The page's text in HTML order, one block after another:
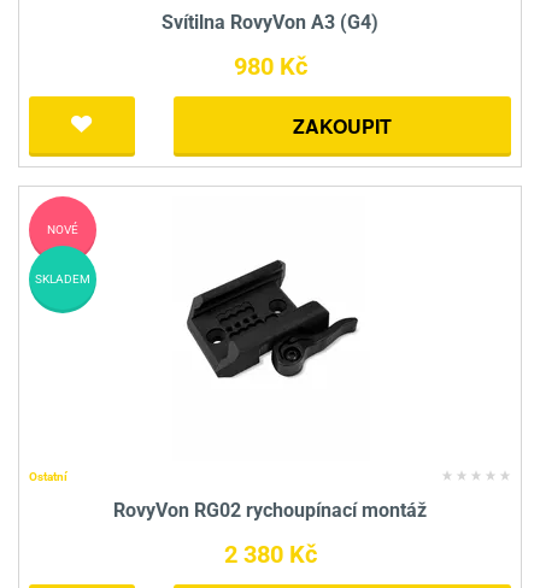
Svítilna RovyVon A3 (G4)
980 Kč
ZAKOUPIT
Ostatní
RovyVon RG02 rychoupínací montáž
2 380 Kč
NOVÉ
SKLADEM